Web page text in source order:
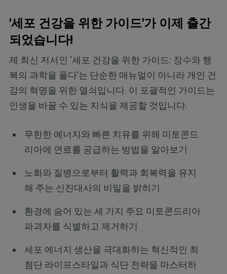
'세포 건강을 위한 가이드'가 이제 출간
되었습니다!
제 최신 저서인 ‘세포 건강을 위한 가이드: 장수와 행
복의 과학을 풀다’는 단순한 매뉴얼이 아니라 개인 건
강의 혁명을 위한 열쇠입니다. 이 포괄적인 가이드는
인생을 바꿀 수 있는 지식을 제공할 것입니다.
무한한 에너지와 빠른 치유를 위해 미토콘드
리아에 연료를 공급하는 방법을 알아보기
노화와 질병으로부터 활력과 회복력을 유지
해 주는 신진대사의 비밀을 밝히기
환경에 숨어 있는 세 가지 주요 미토콘드리아
파괴자를 식별하고 제거하기
세포 에너지 생산을 극대화하는 혁신적인 최
첨단 라이프스타일과 식단 전략을 마스터하